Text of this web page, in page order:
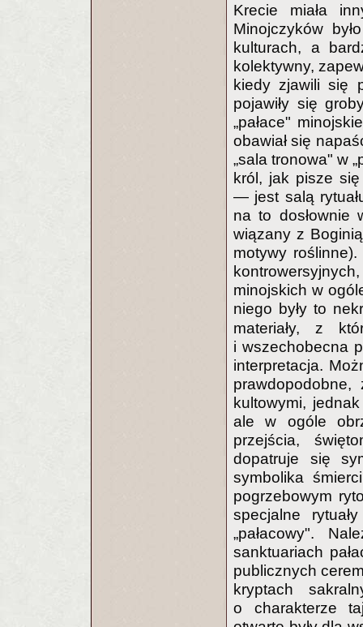
Krecie miała
Minojczyków
kulturach, a
kolektywny,
kiedy zjawili się
pojawiły się
„pałace"
obawiał się
„sala tronowa" w
król, jak pisze
— jest salą
na to dosłownie
wiązany z
motywy
minojskich w
niego były to
materiały, z
i wszechobecna
interpretacja.
prawdopodobne,
kultowymi,
ale w ogóle
przejścia,
dopatruje się
symbolika
pogrzebowym
specjalne
„pałacowy".
sanktuariach
publicznych
kryptach
o charakterze